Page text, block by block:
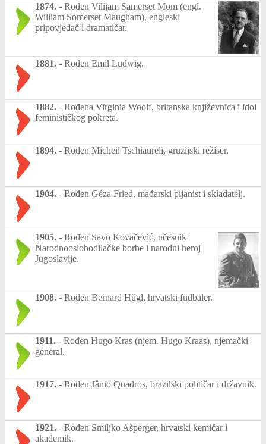
1874. - Rođen Vilijam Samerset Mom (engl.
William Somerset Maugham), engleski
pripovjedač i dramatičar.
1881. - Rođen Emil Ludwig.
1882. - Rođena Virginia Woolf, britanska književnica i idol
feminističkog pokreta.
1894. - Rođen Micheil Tschiaureli, gruzijski režiser.
1904. - Rođen Géza Fried, mađarski pijanist i skladatelj.
1905. - Rođen Savo Kovačević, učesnik
Narodnooslobodilačke borbe i narodni heroj
Jugoslavije.
1908. - Rođen Bernard Hügl, hrvatski fudbaler.
1911. - Rođen Hugo Kras (njem. Hugo Kraas), njemački
general.
1917. - Rođen Jânio Quadros, brazilski političar i državnik.
1921. - Rođen Smiljko Ašperger, hrvatski kemičar i
akademik.